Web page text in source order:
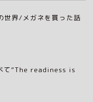
世界/メガネを買った話
て“The readiness is